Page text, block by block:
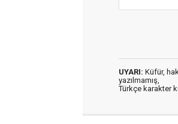
UYARI: Küfür,
yazılmamış,
Türkçe karakter